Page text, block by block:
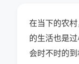
在当下的农
的生活也是
会时不时的